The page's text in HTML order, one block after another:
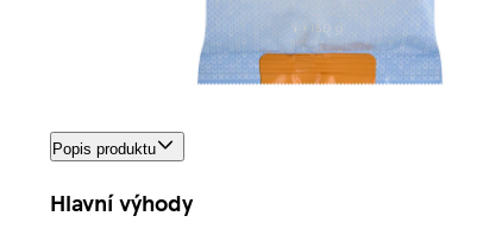
Popis produktu
Hlavní výhody